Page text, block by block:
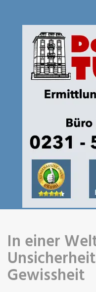
In einer
Gewissheit